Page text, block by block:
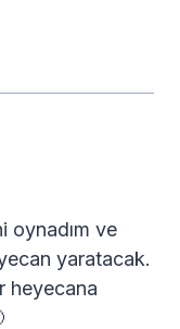
oynadım ve
yaratacak.
heyecana